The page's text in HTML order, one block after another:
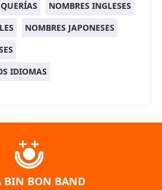
NOMBRES INGLESES
NOMBRES JAPONESES
IDIOMAS
BIN BON BAND